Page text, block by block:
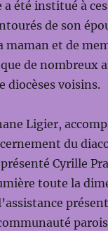
a été institué à
de son
maman et de
de nombreux
diocèses voisins.
Ligier,
du
Cyrille
toute la